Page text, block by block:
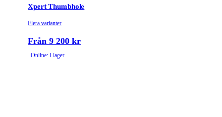
Xpert Thumbhole
Flera varianter
Från 9 200 kr
Online: I lager